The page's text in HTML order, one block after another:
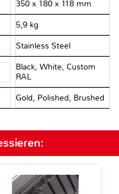
350 x 180 x 118 mm
5,9 kg
Stainless Steel
Black, White, Custom
RAL
Gold, Polished, Brushed